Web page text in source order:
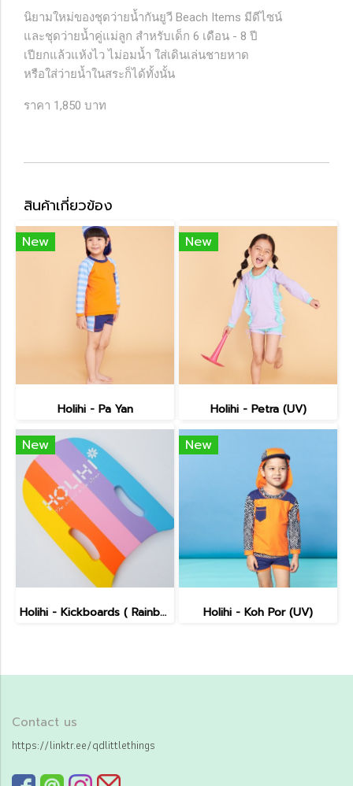
นิยามใหม่ของชุดว่ายน้ำกันยูวี Beach Items มีดีไซน์
และชุดว่ายน้ำคู่แม่ลูก สำหรับเด็ก 6 เดือน - 8 ปี
เปียกแล้วแห้งไว ไม่อมน้ำ ใส่เดินเล่นชายหาด
หรือใส่ว่ายน้ำในสระก็ได้ทั้งนั้น
ราคา 1,850 บาท
สินค้าเกี่ยวข้อง
New
Holihi - Pa Yan
New
Holihi - Petra (UV)
New
Holihi - Kickboards ( Rainbow )
New
Holihi - Koh Por (UV)
Contact us
https://linktr.ee/qdlittlethings